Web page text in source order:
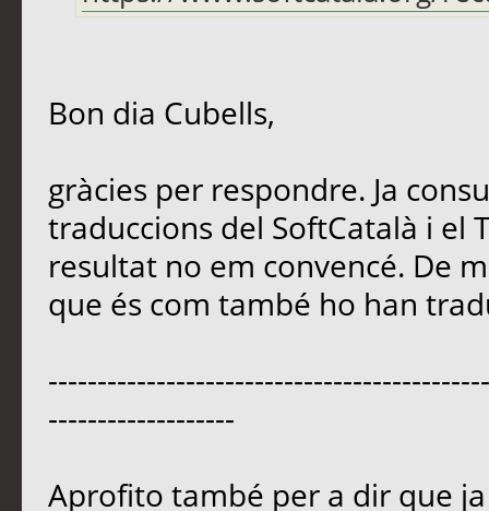
Bon dia Cubells,
gràcies per respondre. Ja
traduccions del SoftCatalà i el
resultat no em convencé. De
que és com també ho han
-------------------
Aprofito també per a dir que